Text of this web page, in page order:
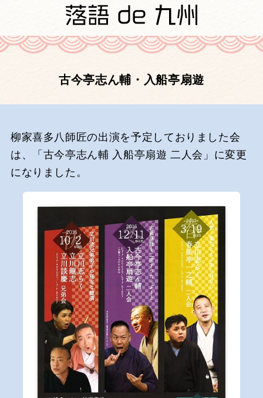
古今亭志ん輔・入船亭扇遊
柳家喜多八師匠の出演を予定しておりました会
は、「古今亭志ん輔 入船亭扇遊 二人会」に変更
になりました。